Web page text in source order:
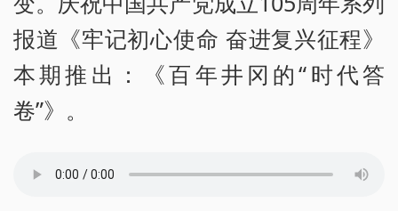
报道《牢记初心使命 奋进复兴征程》
本期推出：《百年井冈的“时代答
卷”》。